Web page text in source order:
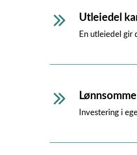
Utleiedel
En utleiedel gir
Investering i